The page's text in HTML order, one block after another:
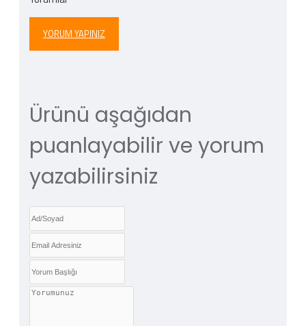
YORUM YAPINIZ
Ürünü aşağıdan
puanlayabilir ve yorum
yazabilirsiniz